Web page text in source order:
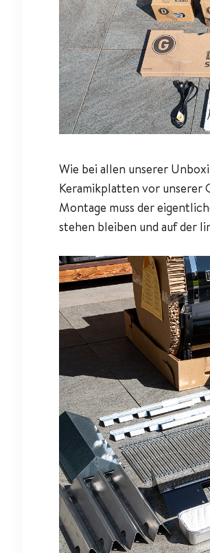
Wie bei allen unserer
Keramikplatten vor unserer
Montage muss der
stehen bleiben und auf der